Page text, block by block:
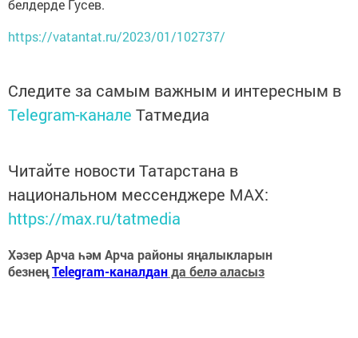
белдерде Гусев.
https://vatantat.ru/2023/01/102737/
Следите за самым важным и интересным в
Telegram-канале Татмедиа
Читайте новости Татарстана в
национальном мессенджере MАХ:
https://max.ru/tatmedia
Хәзер Арча һәм Арча районы яңалыкларын
безнеңTelegram-каналданда белә аласыз